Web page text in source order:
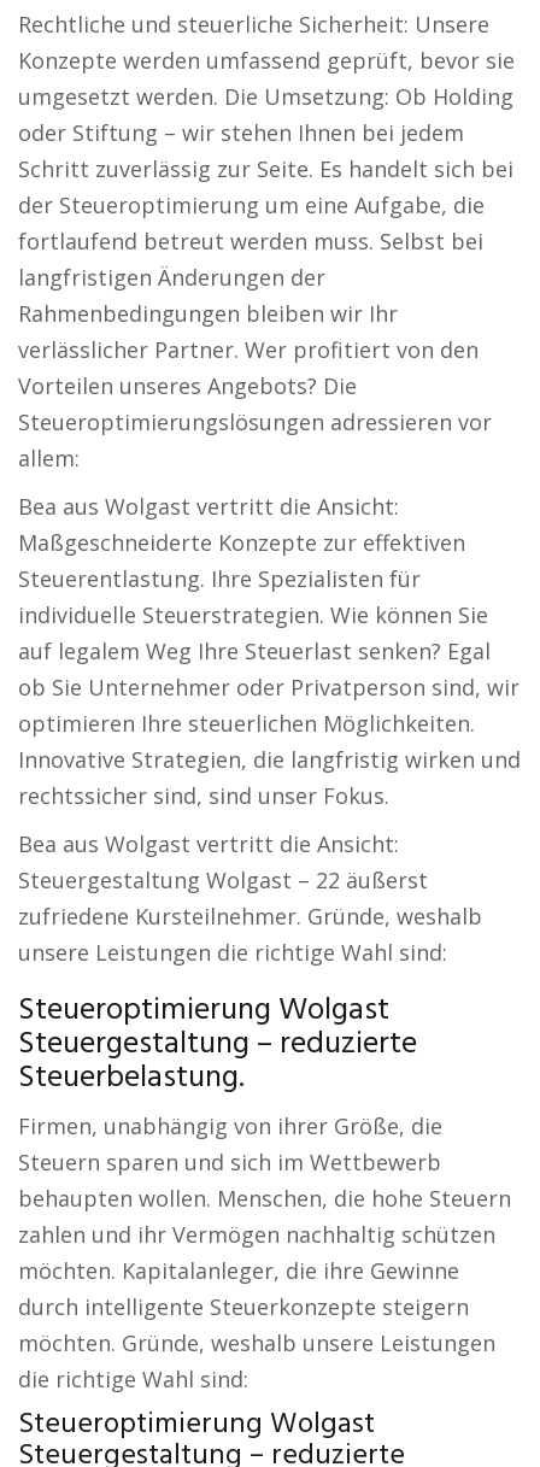
Rechtliche und steuerliche Sicherheit: Unsere
Konzepte werden umfassend geprüft, bevor sie
umgesetzt werden. Die Umsetzung: Ob Holding
oder Stiftung – wir stehen Ihnen bei jedem
Schritt zuverlässig zur Seite. Es handelt sich bei
der Steueroptimierung um eine Aufgabe, die
fortlaufend betreut werden muss. Selbst bei
langfristigen Änderungen der
Rahmenbedingungen bleiben wir Ihr
verlässlicher Partner. Wer profitiert von den
Vorteilen unseres Angebots? Die
Steueroptimierungslösungen adressieren vor
allem:
Bea aus Wolgast vertritt die Ansicht:
Maßgeschneiderte Konzepte zur effektiven
Steuerentlastung. Ihre Spezialisten für
individuelle Steuerstrategien. Wie können Sie
auf legalem Weg Ihre Steuerlast senken? Egal
ob Sie Unternehmer oder Privatperson sind, wir
optimieren Ihre steuerlichen Möglichkeiten.
Innovative Strategien, die langfristig wirken und
rechtssicher sind, sind unser Fokus.
Bea aus Wolgast vertritt die Ansicht:
Steuergestaltung Wolgast – 22 äußerst
zufriedene Kursteilnehmer. Gründe, weshalb
unsere Leistungen die richtige Wahl sind:
Steueroptimierung Wolgast
Steuergestaltung – reduzierte
Steuerbelastung.
Firmen, unabhängig von ihrer Größe, die
Steuern sparen und sich im Wettbewerb
behaupten wollen. Menschen, die hohe Steuern
zahlen und ihr Vermögen nachhaltig schützen
möchten. Kapitalanleger, die ihre Gewinne
durch intelligente Steuerkonzepte steigern
möchten. Gründe, weshalb unsere Leistungen
die richtige Wahl sind:
Steueroptimierung Wolgast
Steuergestaltung – reduzierte